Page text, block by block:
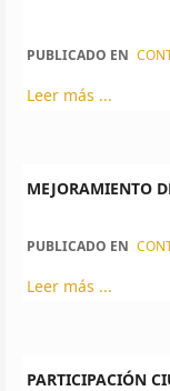
PUBLICADO EN
Leer más ...
MEJORAMIENTO
PUBLICADO EN
Leer más ...
PARTICIPACIÓN